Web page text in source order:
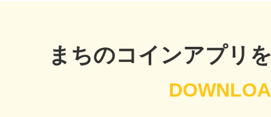
まちのコインアプリ
秋葉原